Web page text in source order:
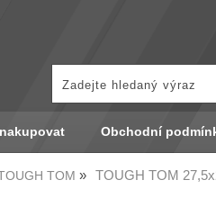
Obchodní
TOM TOUGH TOM